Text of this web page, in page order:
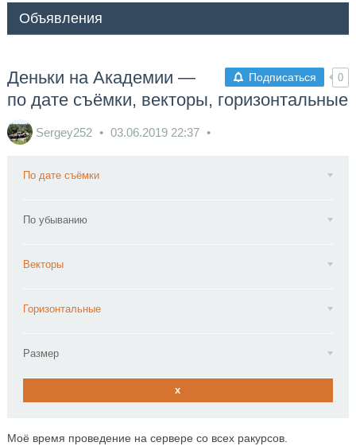
Объявления
Подписаться 0
Деньки на Академии —
по дате съёмки, векторы, горизонтальные
Sergey252 03.06.2019 22:37
По дате съёмки
По убыванию
Векторы
Горизонтальные
Размер
x
Моё время проведение на сервере со всех ракурсов.